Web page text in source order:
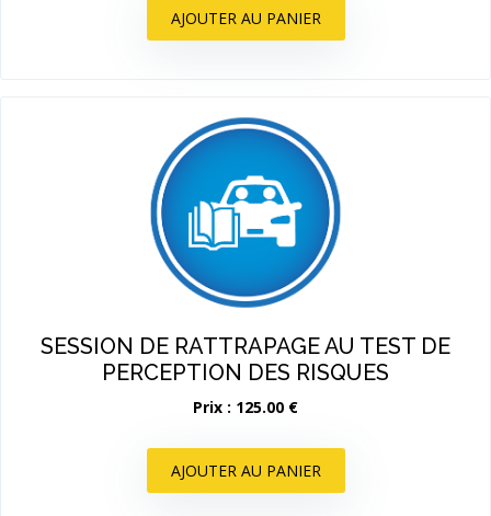
AJOUTER AU PANIER
SESSION DE RATTRAPAGE AU TEST DE
PERCEPTION DES RISQUES
Prix : 125.00 €
AJOUTER AU PANIER